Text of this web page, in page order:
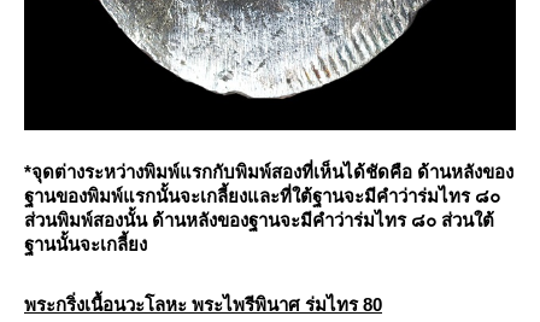
*จุดต่างระหว่างพิมพ์แรกกับพิมพ์สองที่เห็นได้ชัดคือ ด้านหลังของ
ฐานของพิมพ์แรกนั้นจะเกลี้ยงและที่ใต้ฐานจะมีคำว่าร่มไทร ๘๐
ส่วนพิมพ์สองนั้น ด้านหลังของฐานจะมีคำว่าร่มไทร ๘๐ ส่วนใต้
ฐานนั้นจะเกลี้ยง
พระกริ่งเนื้อนวะโลหะ พระไพรีพินาศ ร่มไทร 80